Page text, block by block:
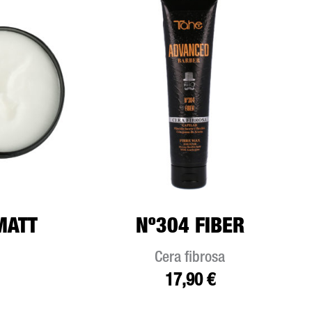
Nº304 FIBER
Cera fibrosa
17,90 €